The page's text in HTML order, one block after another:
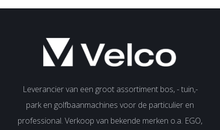
Leverancier van een groot assortiment bos, - tuin,-
park en golfbaanmachines voor de particulier en
professional. Verkoop van bekende merken o.a. EGO,